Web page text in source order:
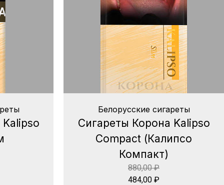
Белорусские сигареты
Сигареты Корона Kalipso
Compact (Калипсо
Компакт)
880,00₽
484,00 ₽